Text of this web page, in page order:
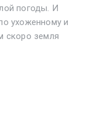
погоды. И
ухоженному и
скоро земля